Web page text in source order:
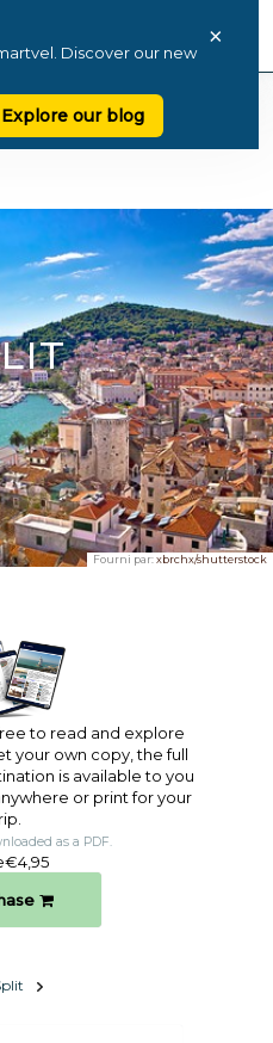
Discover our new
Explore our blog
×
Fourni par:xbrchx/shutterstock
to read and explore
your own copy, the full
is available to you
or print for your
as a PDF.
€4,95